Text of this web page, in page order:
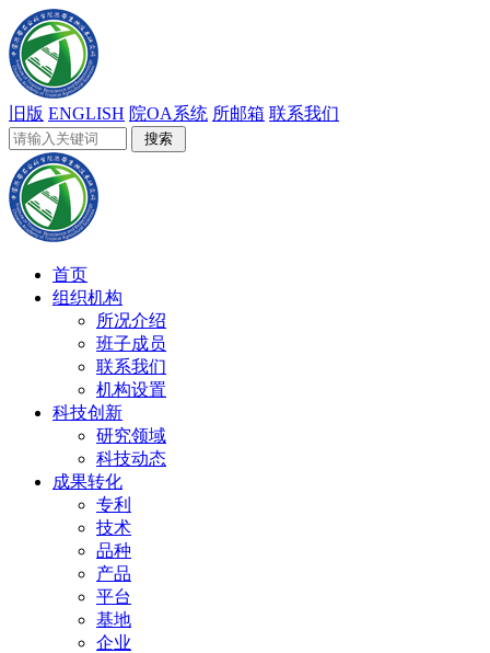
旧版 ENGLISH 院OA系统 所邮箱 联系我们
首页
组织机构
所况介绍
班子成员
联系我们
机构设置
科技创新
研究领域
科技动态
成果转化
专利
技术
品种
产品
平台
基地
企业